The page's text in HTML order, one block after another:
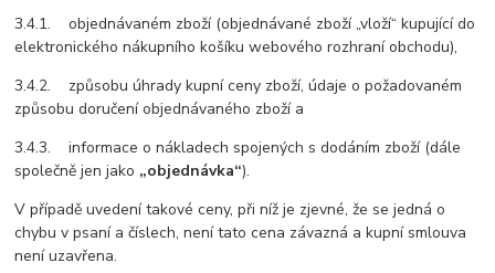
3.4.1. objednávaném zboží (objednávané zboží „vloží“ kupující do
elektronického nákupního košíku webového rozhraní obchodu),
3.4.2. způsobu úhrady kupní ceny zboží, údaje o požadovaném
způsobu doručení objednávaného zboží a
3.4.3. informace o nákladech spojených s dodáním zboží (dále
společně jen jako „objednávka“).
V případě uvedení takové ceny, při níž je zjevné, že se jedná o
chybu v psaní a číslech, není tato cena závazná a kupní smlouva
není uzavřena.